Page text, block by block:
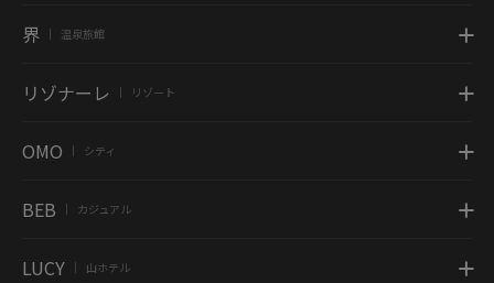
界 温泉旅館
リゾナーレ リゾート
OMO シティ
BEB カジュアル
LUCY 山ホテル